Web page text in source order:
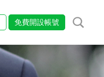
免費開設帳號